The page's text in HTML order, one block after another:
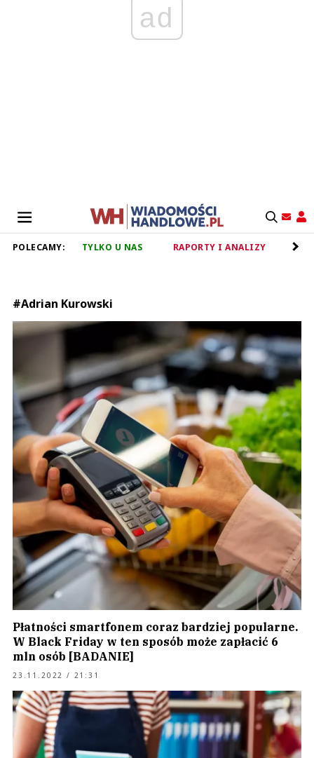
ad
POLECAMY: TYLKO U NAS RAPORTY I ANALIZY
#Adrian Kurowski
Płatności smartfonem coraz bardziej popularne.
W Black Friday w ten sposób może zapłacić 6
mln osób [BADANIE]
23.11.2022 / 21:31